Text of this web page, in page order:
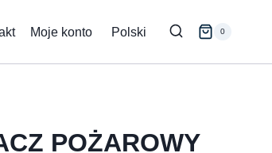
Moje konto Polski 0
POŻAROWY